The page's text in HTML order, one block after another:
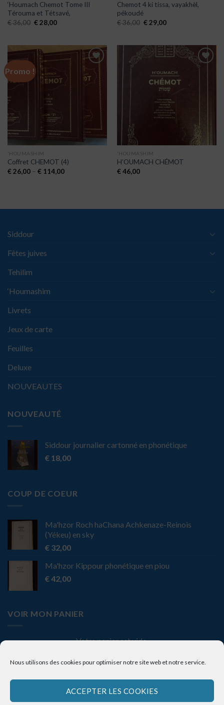
Nous utilisons des cookies pour optimiser notre site web et notre service.
ACCEPTER LES COOKIES
‘Houmach Chemot Tome III
Térouma et Tétsavé,
€36,00 €28,00
Chemot 4 ki tissa, vayakhèl,
pékoudé
€36,00 €29,00
Promo !
à la liste
'HOUMASHIM
Coffret CHEMOT (4)
€26,00– €114,00
'HOUMASHIM
H’OUMACH CHÉMOT
€46,00
Siddour
Fêtes juives
Tehilim
‘Houmashim
Livrets
Jeux de carte
Feuilles
Deluxe
NOUVEAUTES
NOUVEAUTÉ
Siddour journalier cartonné en phonétique
€ 18,00
COUP DE COEUR
Ma'hzor Roch haChana Achkenaze-Reinois
(Yékeu) en sky
€ 32,00
Ma'hzor Kippour phonétique en piou
€42,00
VOIR MON PANIER
Votre panier est vide.